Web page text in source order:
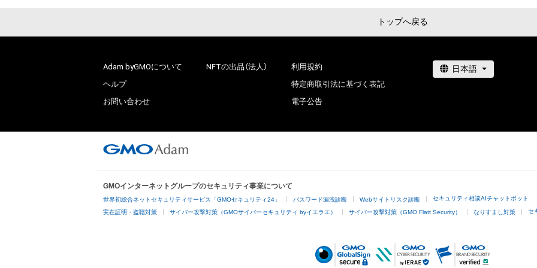
トップへ戻る
Adam byGMOについて
ヘルプ
お問い合わせ
NFTの出品（法人）
利用規約
特定商取引法に基づく表記
電子公告
GMOインターネットグループのセキュリティ事業について
世界初総合ネットセキュリティサービス「GMOセキュリティ24」 パスワード漏洩診断 Webサイトリスク診断 セキュリティ相談AIチャットボット
実在証明・盗聴対策 サイバー攻撃対策（GMOサイバーセキュリティ byイエラエ） サイバー攻撃対策（GMO Flatt Security） なりすまし対策 セ